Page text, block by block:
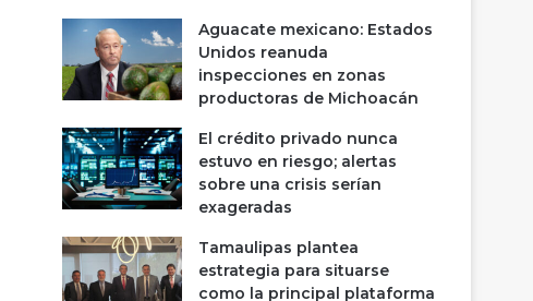
Aguacate mexicano: Estados
Unidos reanuda
inspecciones en zonas
productoras de Michoacán
El crédito privado nunca
estuvo en riesgo; alertas
sobre una crisis serían
exageradas
Tamaulipas plantea
estrategia para situarse
como la principal plataforma